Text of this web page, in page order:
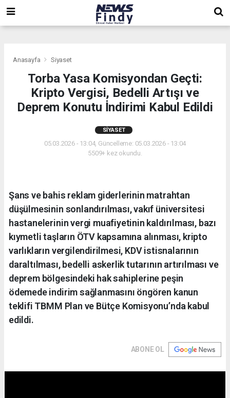
Anasayfa Siyaset
Torba Yasa Komisyondan Geçti:
Kripto Vergisi, Bedelli Artışı ve
Deprem Konutu İndirimi Kabul Edildi
SIYASET
05.03.2026 - 13:04, Güncelleme: 05.03.2026 - 13:04
5509+ kez okundu.
Şans ve bahis reklam giderlerinin matrahtan
düşülmesinin sonlandırılması, vakıf üniversitesi
hastanelerinin vergi muafiyetinin kaldırılması, bazı
kıymetli taşların ÖTV kapsamına alınması, kripto
varlıkların vergilendirilmesi, KDV istisnalarının
daraltılması, bedelli askerlik tutarının artırılması ve
deprem bölgesindeki hak sahiplerine peşin
ödemede indirim sağlanmasını öngören kanun
teklifi TBMM Plan ve Bütçe Komisyonu’nda kabul
edildi.
ABONE OL